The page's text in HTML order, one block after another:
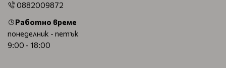
0882009872
Работно време
понеделник - петък
9:00 - 18:00